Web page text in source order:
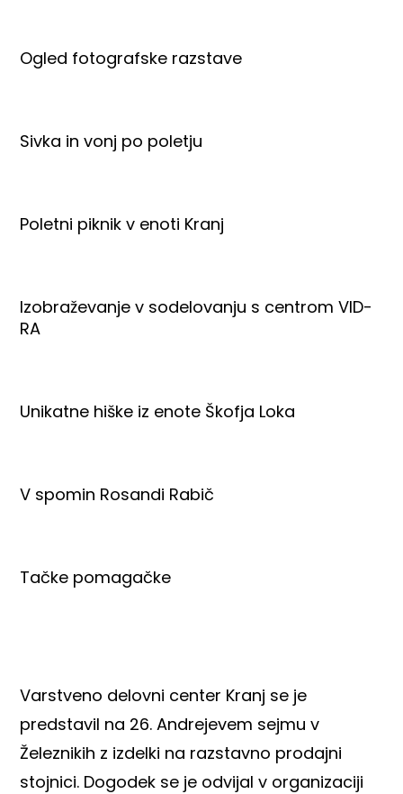
Ogled fotografske razstave
Sivka in vonj po poletju
Poletni piknik v enoti Kranj
Izobraževanje v sodelovanju s centrom VID-
RA
Unikatne hiške iz enote Škofja Loka
V spomin Rosandi Rabič
Tačke pomagačke
Varstveno delovni center Kranj se je
predstavil na 26. Andrejevem sejmu v
Železnikih z izdelki na razstavno prodajni
stojnici. Dogodek se je odvijal v organizaciji